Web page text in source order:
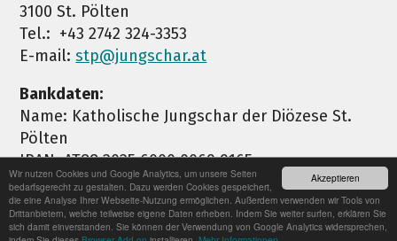
Akzeptieren
Wir nutzen Cookies und Google Analytics, um unsere Seiten
bedarfsgerecht zu gestalten. Dazu werden Cookies gespeichert,
die eine Analyse Ihrer Webseite-Nutzung ermöglichen. Außerdem verwenden wir Tools von
Drittanbietern, welche teilweise eigene Daten erheben. Indem Sie weiter surfen, erklären Sie
sich damit einverstanden. Sie können der Verwendung von Google Analytics widersprechen,
3100 St. Pölten
Tel.: +43 2742 324-3353
E-mail:stp@jungschar.at
Bankdaten:
Name: Katholische Jungschar der Diözese St.
Pölten
IBAN: AT88 2025 6000 0069 9165
BIC: SPSPAT21XXX